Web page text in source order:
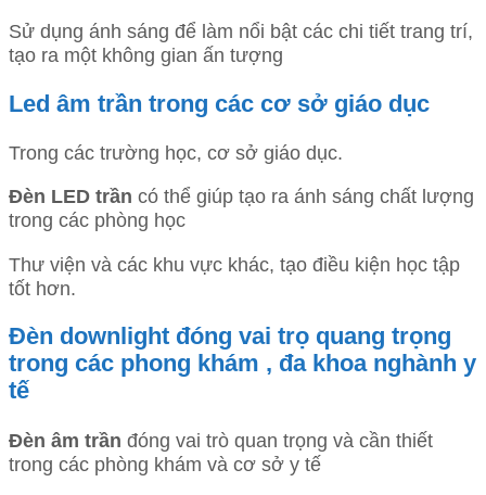
Sử dụng ánh sáng để làm nổi bật các chi tiết trang trí,
tạo ra một không gian ấn tượng
Led âm trần trong các cơ sở giáo dục
Trong các trường học, cơ sở giáo dục.
Đèn LED trần có thể giúp tạo ra ánh sáng chất lượng
trong các phòng học
Thư viện và các khu vực khác, tạo điều kiện học tập
tốt hơn.
Đèn downlight đóng vai trọ quang trọng
trong các phong khám , đa khoa nghành y
tế
Đèn âm trần đóng vai trò quan trọng và cần thiết
trong các phòng khám và cơ sở y tế